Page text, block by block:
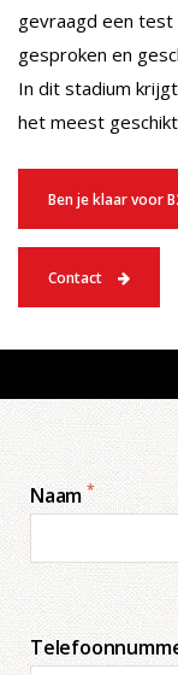
gevraagd een test
gesproken en
In dit stadium
het meest
Ben je klaar voor
Contact
Naam *